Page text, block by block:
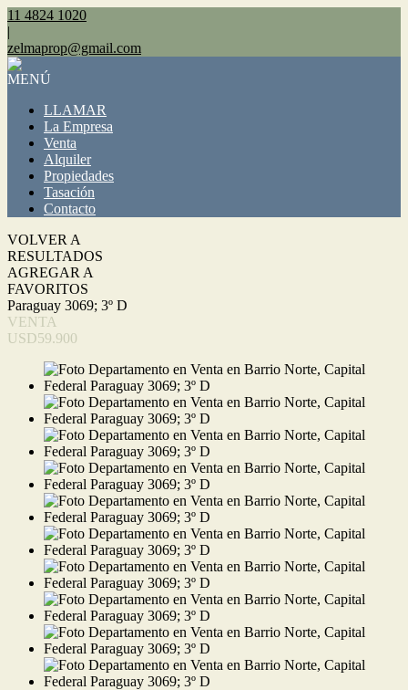
11 4824 1020
|
zelmaprop@gmail.com
MENÚ
LLAMAR
La Empresa
Venta
Alquiler
Propiedades
Tasación
Contacto
VOLVER A
RESULTADOS
AGREGAR A
FAVORITOS
Paraguay 3069; 3º D
VENTA
USD59.900